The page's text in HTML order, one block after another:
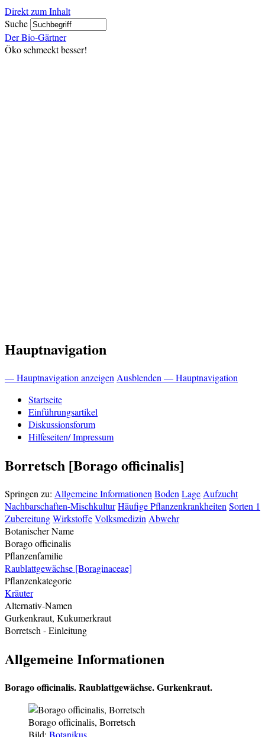
Direkt zum Inhalt
Suche
Der Bio-Gärtner
Öko schmeckt besser!
Hauptnavigation
— Hauptnavigation anzeigen Ausblenden — Hauptnavigation
Startseite
Einführungsartikel
Diskussionsforum
Hilfeseiten/ Impressum
Borretsch [Borago officinalis]
Springen zu: Allgemeine Informationen Boden Lage Aufzucht
Nachbarschaften-MischkulturHäufige Pflanzenkrankheiten Sorten 1
ZubereitungWirkstoffeVolksmedizin Abwehr
Botanischer Name
Borago officinalis
Pflanzenfamilie
Raublattgewächse [Boraginaceae]
Pflanzenkategorie
Kräuter
Alternativ-Namen
Gurkenkraut, Kukumerkraut
Borretsch - Einleitung
Allgemeine Informationen
Borago officinalis.Raublattgewächse.Gurkenkraut.
Borago officinalis, Borretsch